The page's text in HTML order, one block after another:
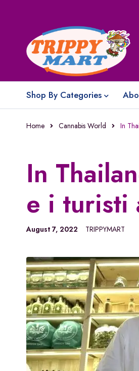
Shop By Categories
Home Cannabis World In
In
e i turisti
August 7, 2022 TRIPPYMART